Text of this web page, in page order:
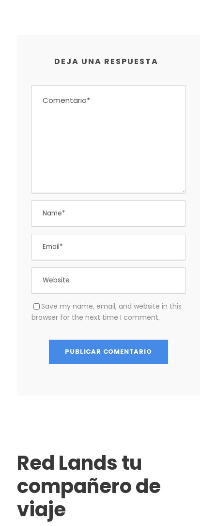
DEJA UNA RESPUESTA
Save my name, email, and website in this
browser for the next time I comment.
Red Lands tu
compañero de
viaje